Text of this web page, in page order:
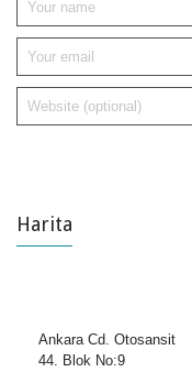
Harita
Ankara Cd. Otosansit
44. Blok No:9